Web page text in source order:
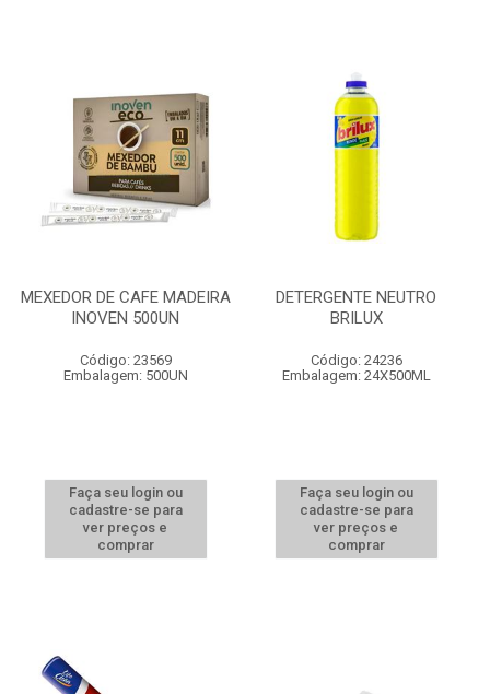
MEXEDOR DE CAFE MADEIRA
INOVEN 500UN
Código: 23569
Embalagem: 500UN
Faça seu login ou
cadastre-se para
ver preços e
comprar
DETERGENTE NEUTRO
BRILUX
Código: 24236
Embalagem: 24X500ML
Faça seu login ou
cadastre-se para
ver preços e
comprar